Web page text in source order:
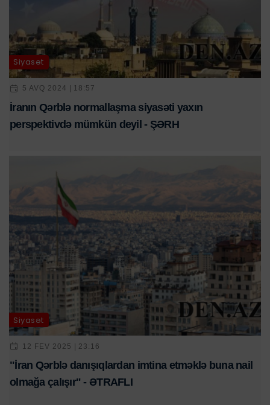
Siyasət
5 AVQ 2024 | 18:57
İranın Qərblə normallaşma siyasəti yaxın
perspektivdə mümkün deyil - ŞƏRH
Siyasət
12 FEV 2025 | 23:16
"İran Qərblə danışıqlardan imtina etməklə buna nail
olmağa çalışır" - ƏTRAFLI